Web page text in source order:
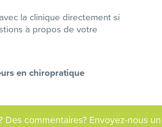
la clinique directement si
à propos de votre
en chiropratique
Des commentaires? Envoyez-nous